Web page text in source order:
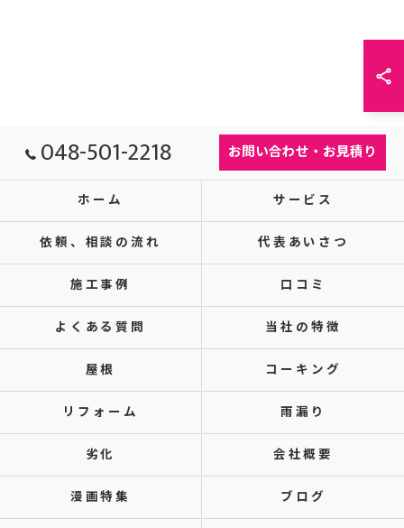
048-501-2218 お問い合わせ・お見積り
ホーム サービス
依頼、相談の流れ 代表あいさつ
施工事例 口コミ
よくある質問 当社の特徴
屋根 コーキング
リフォーム 雨漏り
劣化 会社概要
漫画特集 ブログ